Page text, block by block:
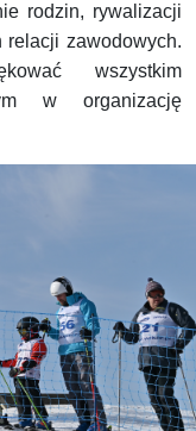
rodzin, rywalizacji
relacji zawodowych.
wszystkim
w organizację